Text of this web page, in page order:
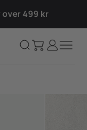
over 499 kr
SøgKurv Log ind
Menu